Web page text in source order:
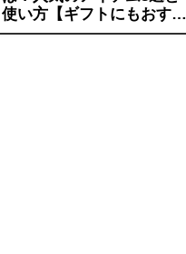
使い方【ギフトにもおすす
め】